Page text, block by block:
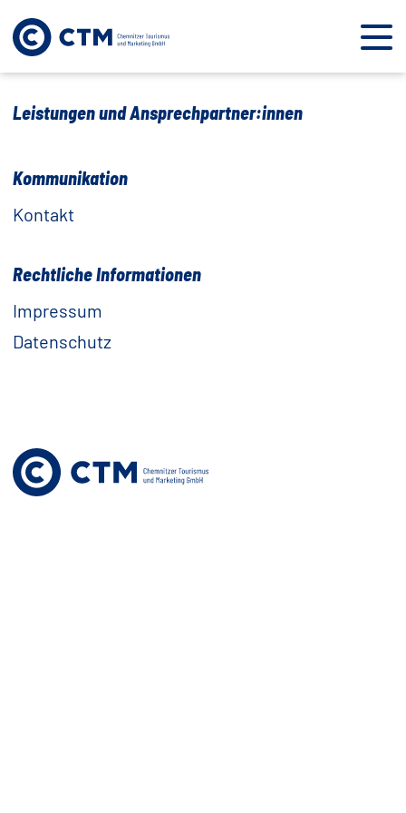
Leistungen und Ansprechpartner:innen
Kommunikation
Kontakt
Rechtliche Informationen
Impressum
Datenschutz